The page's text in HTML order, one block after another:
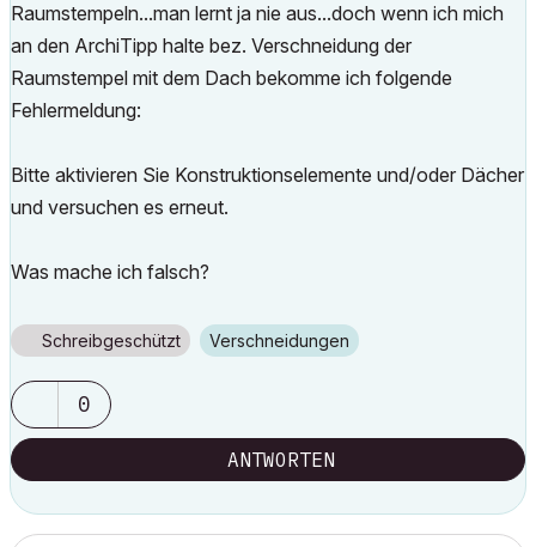
Raumstempeln...man lernt ja nie aus...doch wenn ich mich
an den ArchiTipp halte bez. Verschneidung der
Raumstempel mit dem Dach bekomme ich folgende
Fehlermeldung:
Bitte aktivieren Sie Konstruktionselemente und/oder Dächer
und versuchen es erneut.
Was mache ich falsch?
Schreibgeschützt Verschneidungen
0
ANTWORTEN